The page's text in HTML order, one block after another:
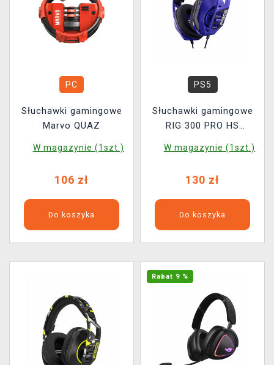
PC
Słuchawki gamingowe
Marvo QUAZ
W magazynie (1szt.)
106 zł
Do koszyka
PS5
Słuchawki gamingowe
RIG 300 PRO HS
W magazynie (1szt.)
130 zł
Do koszyka
Rabat 9 %